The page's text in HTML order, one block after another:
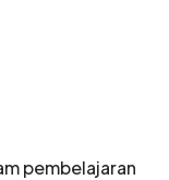
pembelajaran